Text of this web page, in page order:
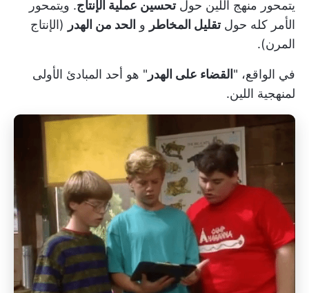
يتمحور منهج اللين حولتحسين عملية الإنتاج. ويتمحور
الأمر كله حولتقليل المخاطر و الحد من الهدر (الإنتاج
المرن).
في الواقع، " القضاء على الهدر " هو أحد المبادئ الأولى
لمنهجية اللين.